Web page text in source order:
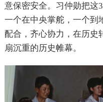
意保密安全。习仲勋把这
一个在中央掌舵，一个到
配合，齐心协力，在历史
扇沉重的历史帷幕。